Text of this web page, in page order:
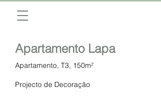
Apartamento Lapa
Apartamento, T3, 150m²
Projecto de Decoração